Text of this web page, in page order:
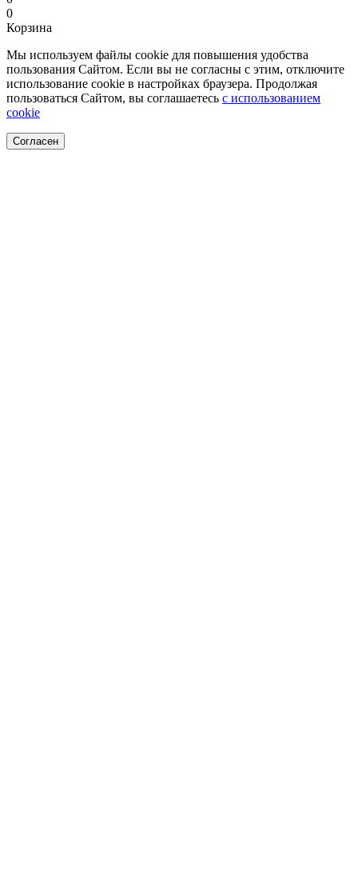
0
Корзина
Мы используем файлы cookie для повышения удобства
пользования Сайтом. Если вы не согласны с этим, отключите
использование cookie в настройках браузера. Продолжая
пользоваться Сайтом, вы соглашаетесь с использованием
cookie
Согласен